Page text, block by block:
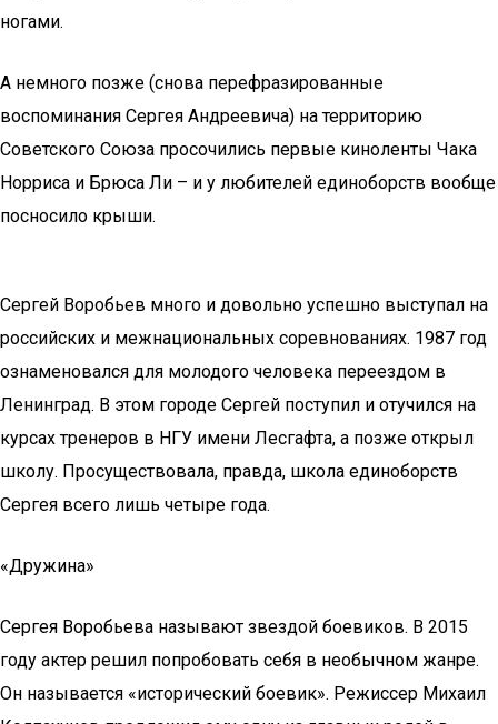
ногами.
А немного позже (снова перефразированные
воспоминания Сергея Андреевича) на территорию
Советского Союза просочились первые киноленты Чака
Норриса и Брюса Ли – и у любителей единоборств вообще
посносило крыши.
Сергей Воробьев много и довольно успешно выступал на
российских и межнациональных соревнованиях. 1987 год
ознаменовался для молодого человека переездом в
Ленинград. В этом городе Сергей поступил и отучился на
курсах тренеров в НГУ имени Лесгафта, а позже открыл
школу. Просуществовала, правда, школа единоборств
Сергея всего лишь четыре года.
«Дружина»
Сергея Воробьева называют звездой боевиков. В 2015
году актер решил попробовать себя в необычном жанре.
Он называется «исторический боевик». Режиссер Михаил